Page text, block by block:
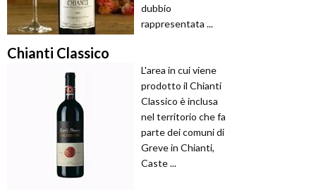
dubbio
rappresentata ...
Chianti Classico
L'area in cui viene
prodotto il Chianti
Classico è inclusa
nel territorio che fa
parte dei comuni di
Greve in Chianti,
Caste ...